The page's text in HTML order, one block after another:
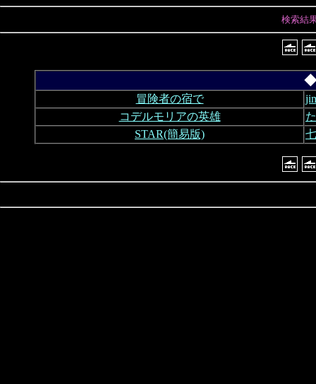
検索結
◆
冒険者の宿で
コデルモリアの英雄
STAR(簡易版)